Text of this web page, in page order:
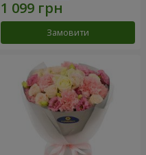
Замовити